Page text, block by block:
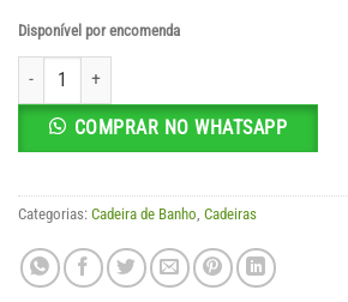
Disponível por encomenda
Cadeira de Banho H3 - Sob Encomenda quantidade
COMPRAR NO WHATSAPP
Categorias: Cadeira de Banho, Cadeiras